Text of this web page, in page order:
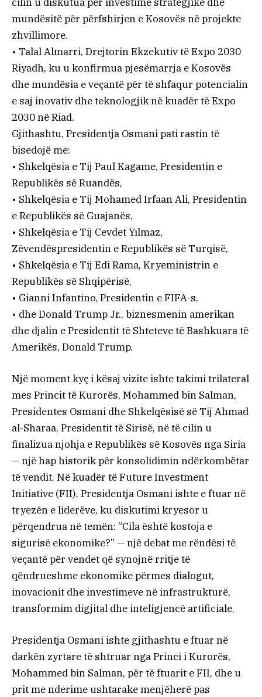
mundësitë për përfshirjen e Kosovës në projekte
zhvillimore.
• Talal Almarri, Drejtorin Ekzekutiv të Expo 2030
Riyadh, ku u konfirmua pjesëmarrja e Kosovës
dhe mundësia e veçantë për të shfaqur potencialin
e saj inovativ dhe teknologjik në kuadër të Expo
2030 në Riad.
Gjithashtu, Presidentja Osmani pati rastin të
bisedojë me:
• Shkelqësia e Tij Paul Kagame, Presidentin e
Republikës së Ruandës,
• Shkelqësia e Tij Mohamed Irfaan Ali, Presidentin
e Republikës së Guajanës,
• Shkelqësia e Tij Cevdet Yılmaz,
Zëvendëspresidentin e Republikës së Turqisë,
• Shkelqësia e Tij Edi Rama, Kryeministrin e
Republikës së Shqipërisë,
• Gianni Infantino, Presidentin e FIFA-s,
• dhe Donald Trump Jr., biznesmenin amerikan
dhe djalin e Presidentit të Shteteve të Bashkuara të
Amerikës, Donald Trump.
Një moment kyç i kësaj vizite ishte takimi trilateral
mes Princit të Kurorës, Mohammed bin Salman,
Presidentes Osmani dhe Shkelqësisë së Tij Ahmad
al-Sharaa, Presidentit të Sirisë, në të cilin u
finalizua njohja e Republikës së Kosovës nga Siria
— një hap historik për konsolidimin ndërkombëtar
të vendit. Në kuadër të Future Investment
Initiative (FII), Presidentja Osmani ishte e ftuar në
tryezën e liderëve, ku diskutimi kryesor u
përqendrua në temën: “Cila është kostoja e
sigurisë ekonomike?” — një debat me rëndësi të
veçantë për vendet që synojnë rritje të
qëndrueshme ekonomike përmes dialogut,
inovacionit dhe investimeve në infrastrukturë,
transformim digjital dhe inteligjencë artificiale.
Presidentja Osmani ishte gjithashtu e ftuar në
darkën zyrtare të shtruar nga Princi i Kurorës,
Mohammed bin Salman, për të ftuarit e FII, dhe u
prit me nderime ushtarake menjëherë pas